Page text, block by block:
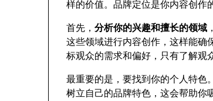
样的价值。品牌定位是你内容创作
首先， 分析你的兴趣和擅长的领域
这些领域进行内容创作，这样能确
标观众的需求和偏好，只有了解观
最重要的是，要找到你的个人特色
树立自己的品牌特色，这会帮助你